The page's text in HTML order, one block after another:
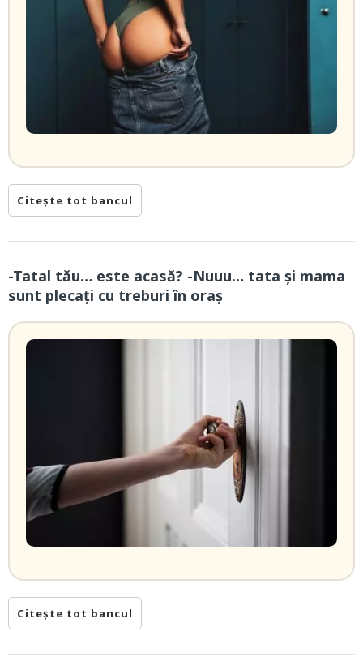
Citește tot bancul
-Tatal tău… este acasă? -Nuuu… tata și mama
sunt plecați cu treburi în oraș
Citește tot bancul